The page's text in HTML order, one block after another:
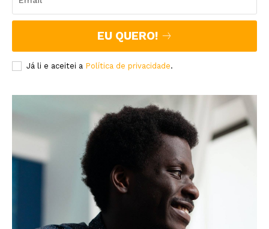
EU QUERO!
Já li e aceitei a Política de privacidade.